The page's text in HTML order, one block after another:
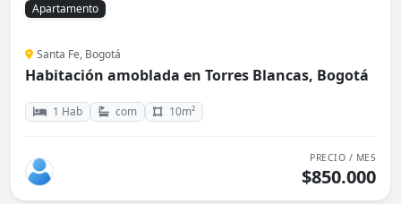
Apartamento
Santa Fe, Bogotá
Habitación amoblada en Torres Blancas, Bogotá
1 Hab com 10m²
PRECIO / MES
$850.000